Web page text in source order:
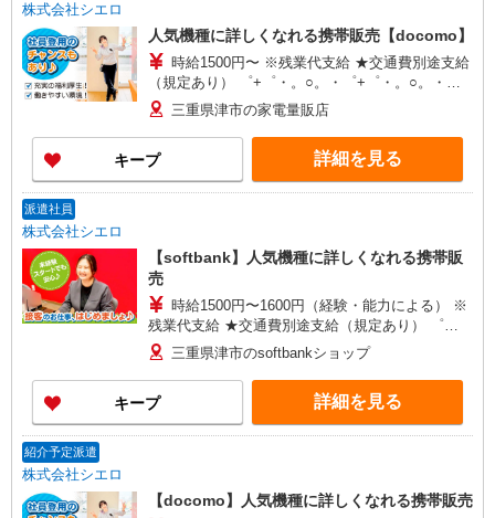
株式会社シエロ
人気機種に詳しくなれる携帯販売【docomo】
時給1500円〜 ※残業代支給 ★交通費別途支給
（規定あり） ゜+゜・。○。・゜+゜・。○。・゜
+゜ 入社祝い金10万円支給(規定有) お友達を紹介
頂くと, インセンティブ支給(規定有) ★月2回払
い・週払い可能（規程有）★ ゜・。○。・゜
+゜・。○。・゜+゜
三重県津市の家電量販店
キープ 詳細を見る
派遣社員
株式会社シエロ
【softbank】人気機種に詳しくなれる携帯販
売
時給1500円〜1600円（経験・能力による） ※
残業代支給 ★交通費別途支給（規定あり） ゜
+゜・。○。・゜+゜・。○。・゜+゜ 入社祝い金10
万円支給(規定有) お友達を紹介頂くと, インセンテ
ィブ支給(規定有) ★月2回払い・週払い可能（規程
有）★ ゜・。○。・゜+゜・。○。・゜+゜
三重県津市のsoftbankショップ
キープ 詳細を見る
紹介予定派遣
株式会社シエロ
【docomo】人気機種に詳しくなれる携帯販売